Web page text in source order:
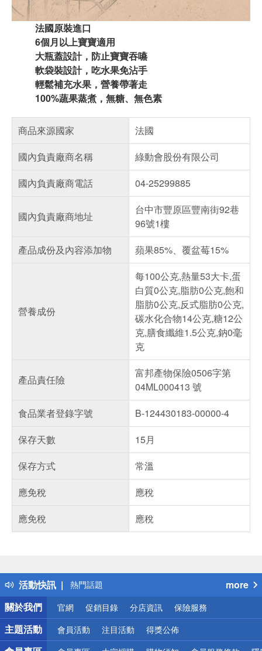
法國原裝進口
6個月以上寶寶適用
大瓶蓋設計，防止寶寶吞嚥
軟袋裝設計，吃水果免沾手
輕鬆補充水果，營養帶著走
100%蔬果蒸煮，無糖、無色素
商品來源國家
法國
國內負責廠商名稱
綠動會股份有限公司
國內負責廠商電話
04-25299885
國內負責廠商地址
台中市豐原區豐南街92巷
96號1樓
產品成份及內容添加物
蘋果85%、覆盆莓15%
營養成份
每100公克,熱量53大卡,蛋
白質0公克,脂肪0公克,飽和
脂肪0公克,反式脂肪0公克,
碳水化合物14公克,糖12公
克,膳食纖維1.5公克,鈉0毫
克
產品責任險
富邦產物保險0506字第
04ML000413 號
食品業者登錄字號
B-124430183-00000-4
保存天數
15月
保存方式
常溫
應免稅
應稅
應免稅
應稅
活動快訊
得獎公告
熱門話題
銀行優惠
偏遠地區配送
詐騙網頁！請小心！
more
關於我們
官網 促銷目錄 分店資訊 保險服務
主題活動 會員活動 注目活動 得獎公佈